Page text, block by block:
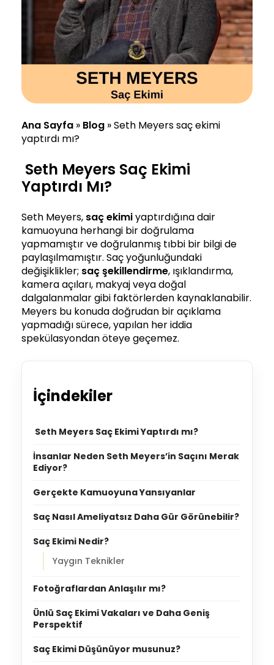
Ana Sayfa » Blog »Seth Meyers saç ekimi
yaptırdı mı?
Seth Meyers Saç Ekimi
Yaptırdı Mı?
Seth Meyers, saç ekimiyaptırdığına dair
kamuoyuna herhangi bir doğrulama
yapmamıştır ve doğrulanmış tıbbi bir bilgi de
paylaşılmamıştır. Saç yoğunluğundaki
değişiklikler; saç şekillendirme, ışıklandırma,
kamera açıları, makyaj veya doğal
dalgalanmalar gibi faktörlerden kaynaklanabilir.
Meyers bu konuda doğrudan bir açıklama
yapmadığı sürece, yapılan her iddia
spekülasyondan öteye geçemez.
İçindekiler
Seth Meyers Saç Ekimi Yaptırdı mı?
İnsanlar Neden Seth Meyers’in Saçını Merak
Ediyor?
Gerçekte Kamuoyuna Yansıyanlar
Saç Nasıl Ameliyatsız Daha Gür Görünebilir?
Saç Ekimi Nedir?
Yaygın Teknikler
Fotoğraflardan Anlaşılır mı?
Ünlü Saç Ekimi Vakaları ve Daha Geniş
Perspektif
Saç Ekimi Düşünüyor musunuz?